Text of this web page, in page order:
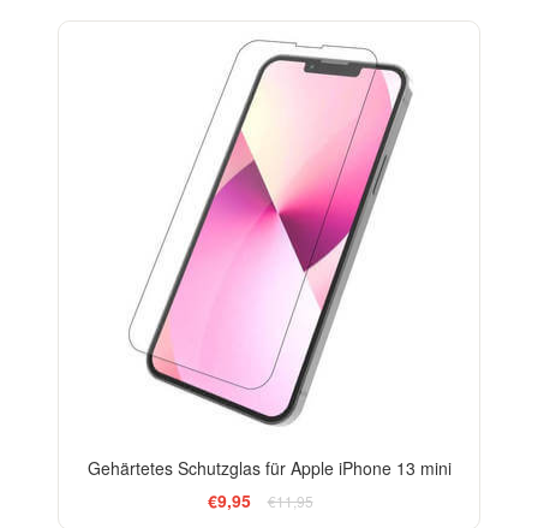
Gehärtetes Schutzglas für Apple iPhone 13 mini
€9,95
€11,95